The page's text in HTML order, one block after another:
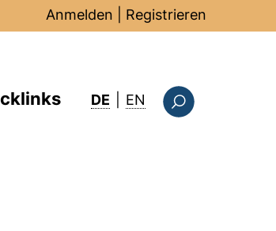
Anmelden Registrieren
DE EN : this page in